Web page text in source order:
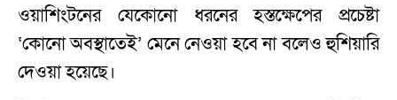
ওয়াশিংটনের যেকোনো ধরনের হস্তক্ষেপের প্রচেষ্টা
‘কোনো অবস্থাতেই’ মেনে নেওয়া হবে না বলেও হুশিয়ারি
দেওয়া হয়েছে।